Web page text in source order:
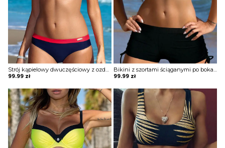
Strój kąpielowy dwuczęściowy z ozdobnym guzikiem
99.99 zł
Bikini z szortami ściąganymi po bokach
99.99 zł